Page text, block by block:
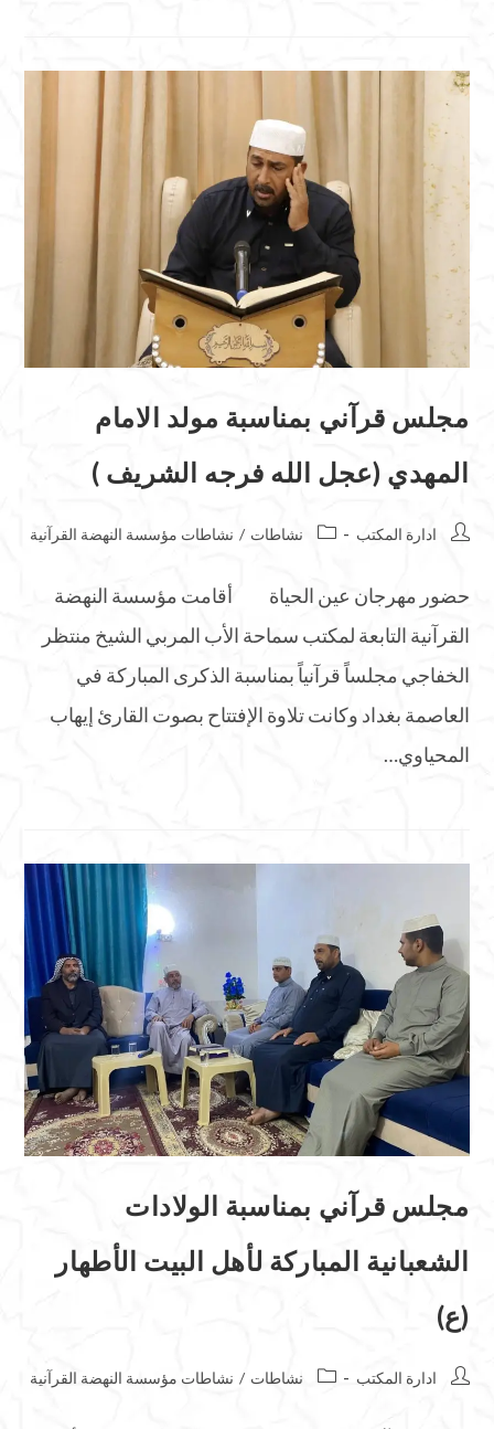
مجلس قرآني بمناسبة مولد الامام
المهدي (عجل الله فرجه الشريف )
ادارة المكتب نشاطات / نشاطات مؤسسة النهضة القرآنية
حضور مهرجان عين الحياة أقامت مؤسسة النهضة
القرآنية التابعة لمكتب سماحة الأب المربي الشيخ منتظر
الخفاجي مجلساً قرآنياً بمناسبة الذكرى المباركة في
العاصمة بغداد وكانت تلاوة الإفتتاح بصوت القارئ إيهاب
المحياوي…
مجلس قرآني بمناسبة الولادات
الشعبانية المباركة لأهل البيت الأطهار
(ع)
ادارة المكتب نشاطات / نشاطات مؤسسة النهضة القرآنية